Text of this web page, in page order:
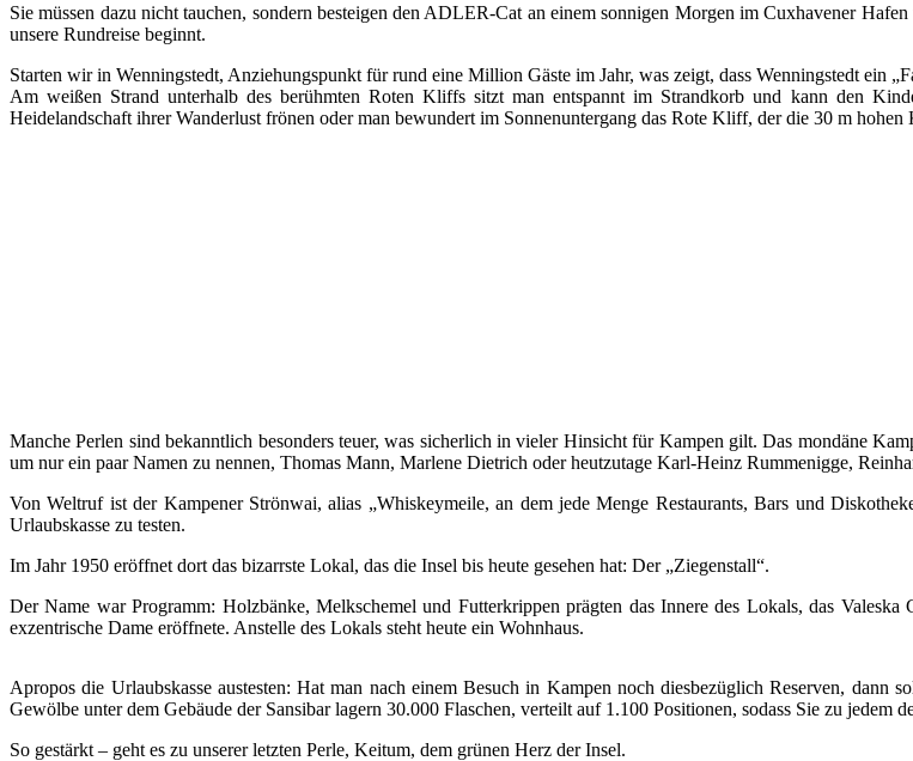
Sie müssen dazu nicht tauchen, sondern besteigen den ADLER-Cat an einem sonnigen Morgen im Cuxhavener
unsere Rundreise beginnt.
Starten wir in Wenningstedt, Anziehungspunkt für rund eine Million Gäste im Jahr, was zeigt, dass Wenningstedt ein
Am weißen Strand unterhalb des berühmten Roten Kliffs sitzt man entspannt im Strandkorb und kann den
Heidelandschaft ihrer Wanderlust frönen oder man bewundert im Sonnenuntergang das Rote Kliff, der die 30 m
Manche Perlen sind bekanntlich besonders teuer, was sicherlich in vieler Hinsicht für Kampen gilt. Das mondäne
um nur ein paar Namen zu nennen, Thomas Mann, Marlene Dietrich oder heutzutage Karl-Heinz Rummenigge,
Von Weltruf ist der Kampener Strönwai, alias „Whiskeymeile, an dem jede Menge Restaurants, Bars und
Urlaubskasse zu testen.
Im Jahr 1950 eröffnet dort das bizarrste Lokal, das die Insel bis heute gesehen hat: Der „Ziegenstall“.
Der Name war Programm: Holzbänke, Melkschemel und Futterkrippen prägten das Innere des Lokals, das
exzentrische Dame eröffnete. Anstelle des Lokals steht heute ein Wohnhaus.
Apropos die Urlaubskasse austesten: Hat man nach einem Besuch in Kampen noch diesbezüglich Reserven, dann
Gewölbe unter dem Gebäude der Sansibar lagern 30.000 Flaschen, verteilt auf 1.100 Positionen, sodass Sie zu jedem
So gestärkt – geht es zu unserer letzten Perle, Keitum, dem grünen Herz der Insel.